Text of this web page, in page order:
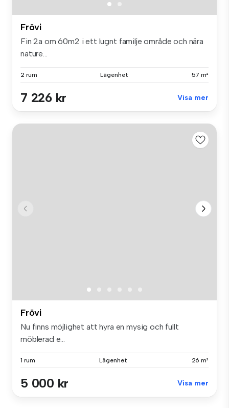
Frövi
Fin 2a om 60m2 i ett lugnt familje område och nära
nature...
2 rum Lägenhet 57 m²
7 226 kr Visa mer
Frövi
Nu finns möjlighet att hyra en mysig och fullt
möblerad e...
1 rum Lägenhet 26 m²
5 000 kr Visa mer